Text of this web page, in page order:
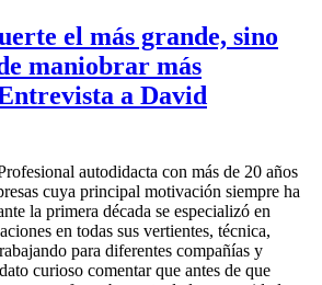
el más grande, sino
maniobrar más
a David
autodidacta con más de 20 años
cuya principal motivación siempre ha
la primera década se especializó en
en todas sus vertientes, técnica,
para diferentes compañías y
curioso comentar que antes de que